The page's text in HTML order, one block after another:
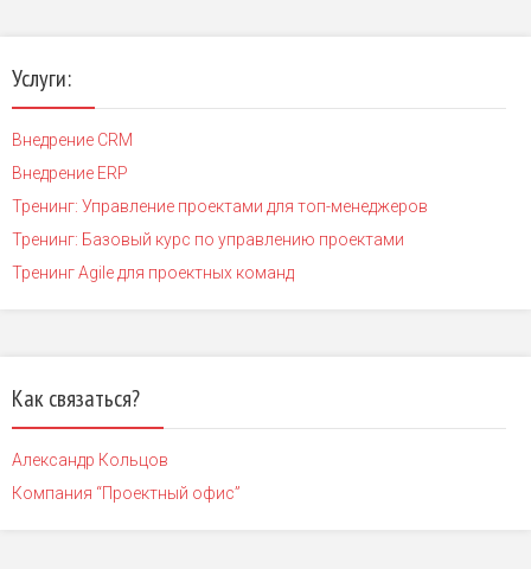
Услуги:
Внедрение CRM
Внедрение ERP
Тренинг: Управление проектами для топ-менеджеров
Тренинг: Базовый курс по управлению проектами
Тренинг Agile для проектных команд
Как связаться?
Александр Кольцов
Компания “Проектный офис”